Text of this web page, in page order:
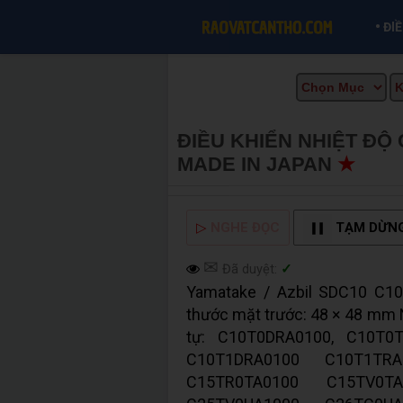
•
ĐIỀU KHIỂN NHIỆT ĐỘ
MADE IN JAPAN ★
▷ TẠM
✉ Đã duyệt: ✓
Yamatake / Azbil SDC10
thước mặt trước: 48 × 48 mm
tự: C10T0DRA0100,
C10T1DRA0100
C15TR0TA0100